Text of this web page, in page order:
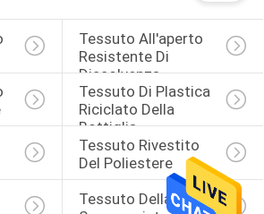
Tessuto All'aperto
Resistente Di
Dissolvenza
Tessuto Di Plastica
Riciclato Della
Bottiglia
Tessuto Rivestito
Del Poliestere
Tessuto Della Pelle